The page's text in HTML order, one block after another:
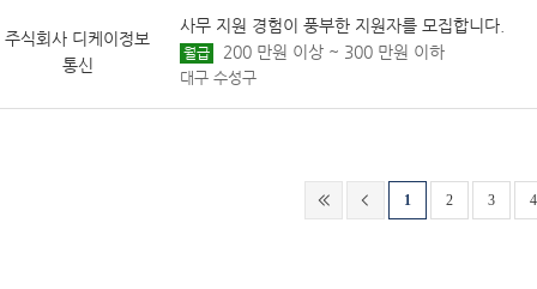
주식회사 디케이정보
통신
사무 지원 경험이 풍부한 지원자를 모집합니다.
월급 200 만원 이상 ~ 300 만원 이하
대구 수성구
1 2 3 4